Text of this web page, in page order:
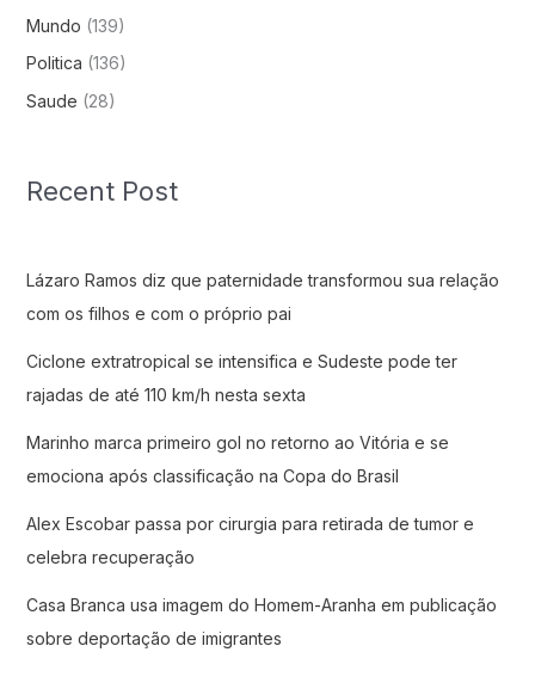
Mundo (139)
Politica (136)
Saude (28)
Recent Post
Lázaro Ramos diz que paternidade transformou sua relação
com os filhos e com o próprio pai
Ciclone extratropical se intensifica e Sudeste pode ter
rajadas de até 110 km/h nesta sexta
Marinho marca primeiro gol no retorno ao Vitória e se
emociona após classificação na Copa do Brasil
Alex Escobar passa por cirurgia para retirada de tumor e
celebra recuperação
Casa Branca usa imagem do Homem-Aranha em publicação
sobre deportação de imigrantes